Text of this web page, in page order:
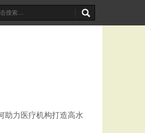
助力医疗机构打造高水